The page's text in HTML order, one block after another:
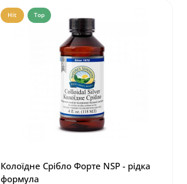
Hit Top
Колоїдне Срібло Форте NSP - рідка
формула